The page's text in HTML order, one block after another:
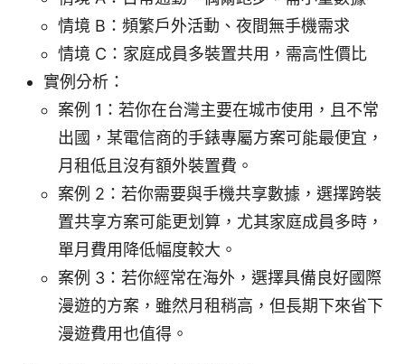
情境 B：頻繁戶外活動、夜間無手機需求
情境 C：家庭成員多裝置共用，需高性價比
實例分析：
案例 1：若你在台灣主要在城市使用，且不常
出國，某電信商的手錶專屬方案可能最便宜，
月租低且沒有額外裝置費。
案例 2：若你需要與手機共享數據，選擇跨裝
置共享方案可能更划算，尤其家庭成員多時，
單月費用降低幅度較大。
案例 3：若你經常在海外，選擇具備良好國際
漫遊的方案，雖然月租稍高，但長期下來省下
漫遊費用也值得。